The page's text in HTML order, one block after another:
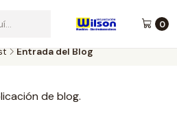
0
Zarzal La Unión
Entrada del Blog
de blog.